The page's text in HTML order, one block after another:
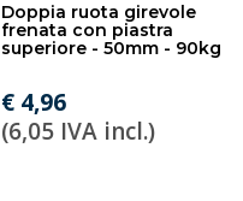
Doppia ruota girevole
frenata con piastra
superiore - 50mm - 90kg
€ 4,96
(6,05 IVA incl.)